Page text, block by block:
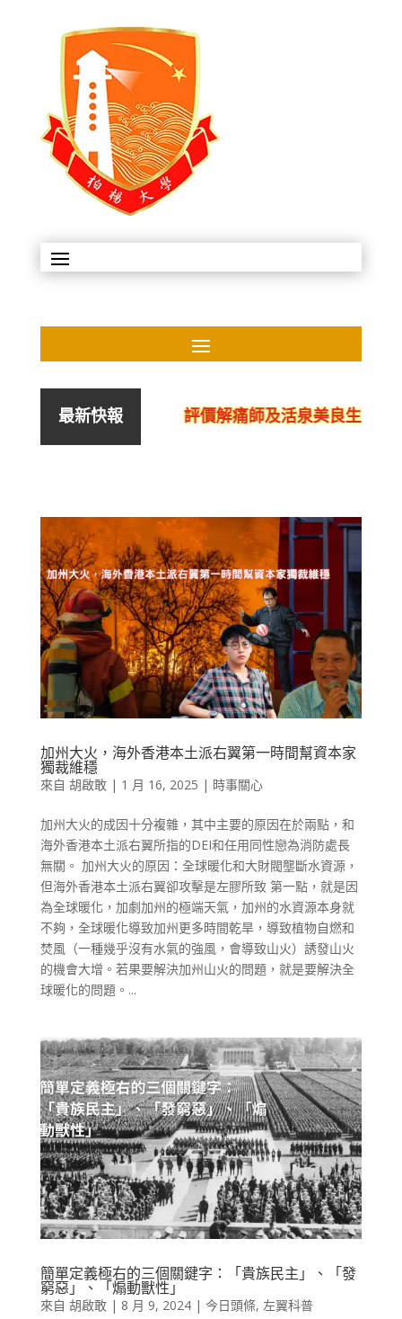
最新快報 評價解痛師及活泉美良生館的不
加州大火，海外香港本土派右翼第一時間幫資本家
獨裁維穩
來自 胡啟敢| 1 月 16, 2025 | 時事關心
加州大火的成因十分複雜，其中主要的原因在於兩點，和
海外香港本土派右翼所指的DEI和任用同性戀為消防處長
無關。 加州大火的原因：全球暖化和大財閥壟斷水資源，
但海外香港本土派右翼卻攻擊是左膠所致 第一點，就是因
為全球暖化，加劇加州的極端天氣，加州的水資源本身就
不夠，全球暖化導致加州更多時間乾旱，導致植物自燃和
焚風（一種幾乎沒有水氣的強風，會導致山火）誘發山火
的機會大增。若果要解決加州山火的問題，就是要解決全
球暖化的問題。...
簡單定義極右的三個關鍵字：「貴族民主」、「發
窮惡」、「煽動獸性」
來自 胡啟敢| 8 月 9, 2024| 今日頭條, 左翼科普